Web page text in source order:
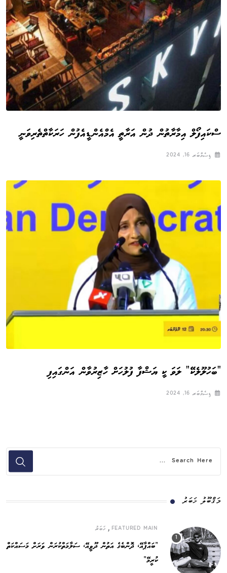
ސްކައިފޯލް އިމާރާތުން ދުން އަރާތީ އެމްއެންޑީއެފުން ހަރަކާތްތެރިވަނީ
ޑިސެމްބަރ 16, 2024
”ބަހުލޫލެކޭ“ ލަވަ ކީ ޔަޝްފާ ފުލުހަށް ހާޒިރުވާން އަންގައިފި
ޑިސެމްބަރ 16, 2024
މަޤްބޫލު ޚަބަރު
FEATURED MAIN
, ޚަބަރު
”ބައްޕާއޭ، ދޮންބެގެ އަތުން ދޫވީއޭ، ސަލާމަތްކުރަން ވަރަށް މަސައްކަތް
ކުރީމޭ“